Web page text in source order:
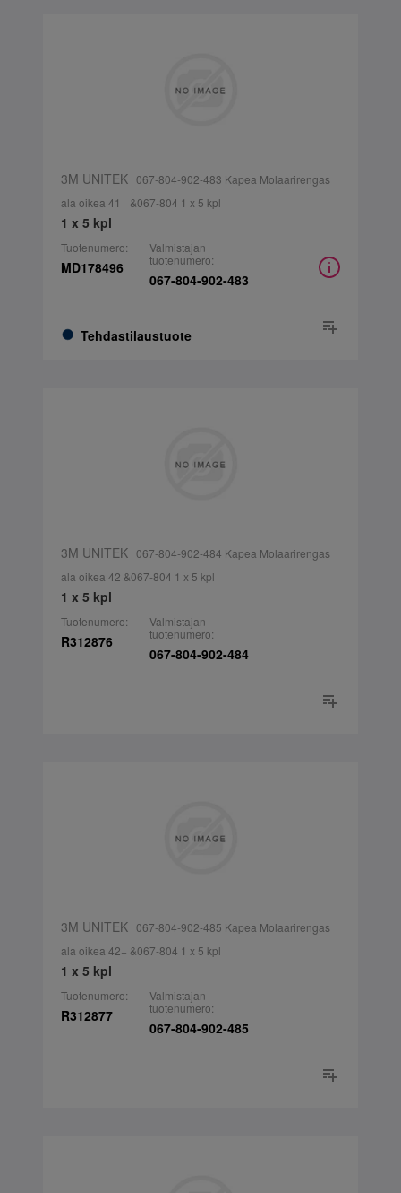
3M UNITEK| 067-804-902-483 Kapea Molaarirengas
ala oikea 41+ &067-804 1 x 5 kpl
1 x 5 kpl
Tuotenumero:
MD178496
Tehdastilaustuote
Valmistajan
tuotenumero:
067-804-902-483
3M UNITEK| 067-804-902-484 Kapea Molaarirengas
ala oikea 42 &067-804 1 x 5 kpl
1 x 5 kpl
Tuotenumero:
R312876
Valmistajan
tuotenumero:
067-804-902-484
3M UNITEK| 067-804-902-485 Kapea Molaarirengas
ala oikea 42+ &067-804 1 x 5 kpl
1 x 5 kpl
Tuotenumero:
R312877
Valmistajan
tuotenumero:
067-804-902-485